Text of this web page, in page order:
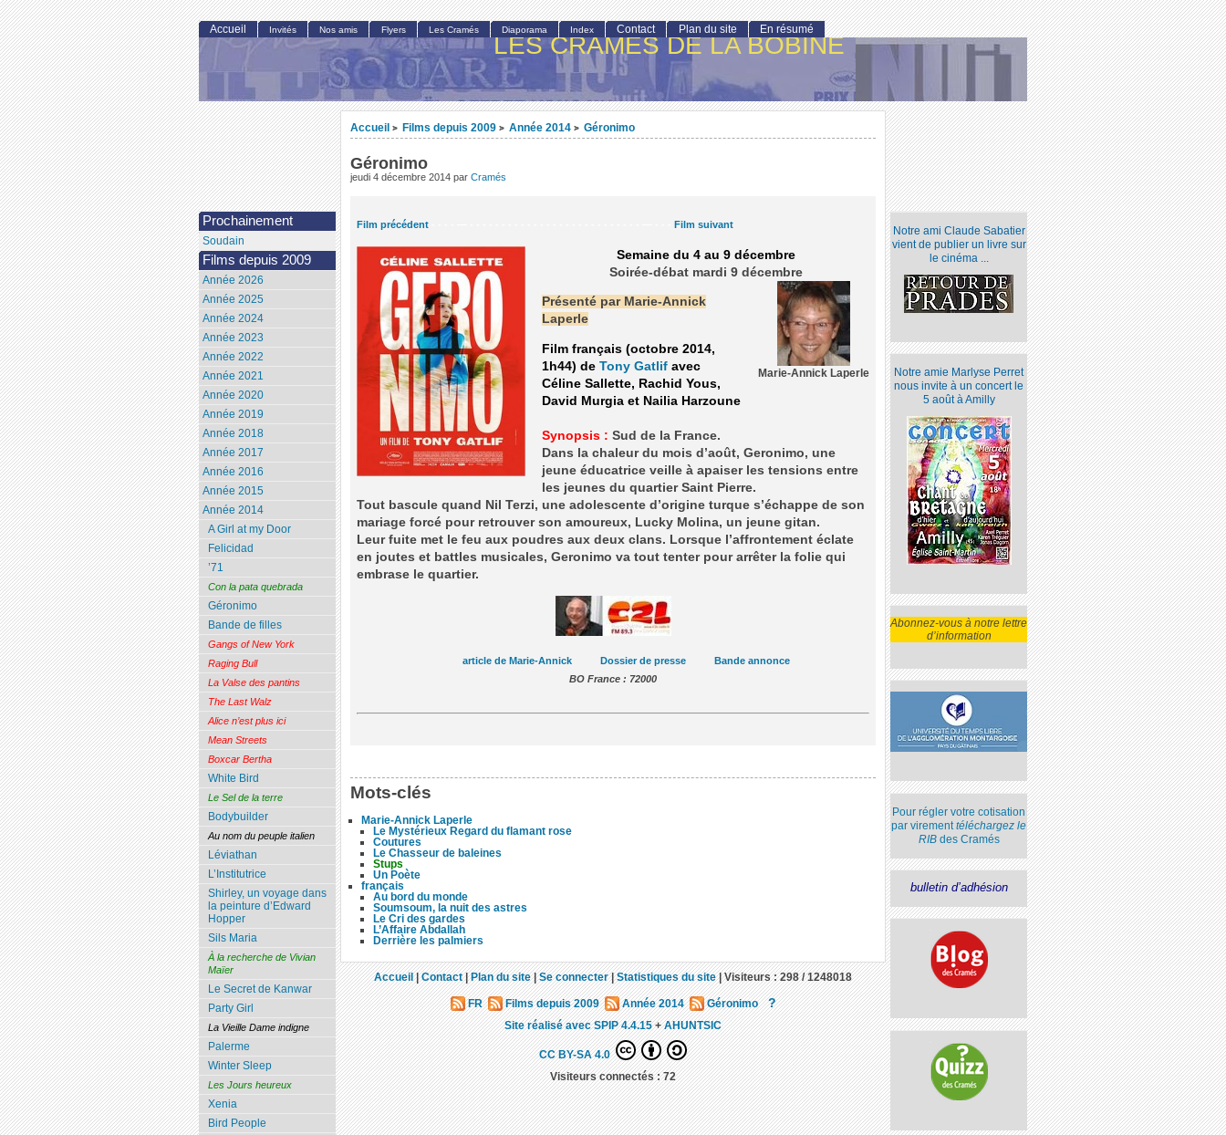
LES CRAMÉS DE LA BOBINE
Accueil > Films depuis 2009 > Année 2014 > Géronimo
Géronimo
jeudi 4 décembre 2014 par Cramés
Film précédent Film suivant
Semaine du 4 au 9 décembre
Soirée-débat mardi 9 décembre
Marie-Annick Laperle
Présenté par Marie-Annick
Laperle
Film français (octobre 2014,
1h44) de Tony Gatlifavec
Céline Sallette, Rachid Yous,
David Murgia et Nailia Harzoune
Synopsis : Sud de la France.
Dans la chaleur du mois d’août, Geronimo, une
jeune éducatrice veille à apaiser les tensions entre
les jeunes du quartier Saint Pierre.
Tout bascule quand Nil Terzi, une adolescente d’origine turque s’échappe de son
mariage forcé pour retrouver son amoureux, Lucky Molina, un jeune gitan.
Leur fuite met le feu aux poudres aux deux clans. Lorsque l’affrontement éclate
en joutes et battles musicales, Geronimo va tout tenter pour arrêter la folie qui
embrase le quartier.
article de Marie-Annick Dossier de presse
Bande annonce
BO France : 72000
Mots-clés
Marie-Annick Laperle
Le Mystérieux Regard du flamant rose
Coutures
Le Chasseur de baleines
Stups
Un Poète
français
Au bord du monde
Soumsoum, la nuit des astres
Le Cri des gardes
L’Affaire Abdallah
Derrière les palmiers
Notre ami Claude Sabatier
vient de publier un livre sur
le cinéma ...
Notre amie Marlyse Perret
nous invite à un concert le
5 août à Amilly
Abonnez-vous à notre lettre
d’information
Pour régler votre cotisation
par virementtéléchargez le
RIBdes Cramés
bulletin d’adhésion
Accueil Invités Nos amis Flyers Les Cramés Diaporama Index Contact Plan du site En résumé
Prochainement
Soudain
Films depuis 2009
Année 2026
Année 2025
Année 2024
Année 2023
Année 2022
Année 2021
Année 2020
Année 2019
Année 2018
Année 2017
Année 2016
Année 2015
Année 2014
A Girl at my Door
Felicidad
’71
Con la pata quebrada
Géronimo
Bande de filles
Gangs of New York
Raging Bull
La Valse des pantins
The Last Walz
Alice n’est plus ici
Mean Streets
Boxcar Bertha
White Bird
Le Sel de la terre
Bodybuilder
Au nom du peuple italien
Léviathan
L’Institutrice
Shirley, un voyage dans
la peinture d’Edward
Hopper
Sils Maria
À la recherche de Vivian
Maïer
Le Secret de Kanwar
Party Girl
La Vieille Dame indigne
Palerme
Winter Sleep
Les Jours heureux
Xenia
Bird People
Accueil|Contact|Plan du site|Se connecter|Statistiques du site|Visiteurs :298 / 1248018
FR Films depuis 2009 Année 2014 Géronimo ?
Site réalisé avec SPIP 4.4.15+AHUNTSIC
CC BY-SA 4.0
Visiteurs connectés :72